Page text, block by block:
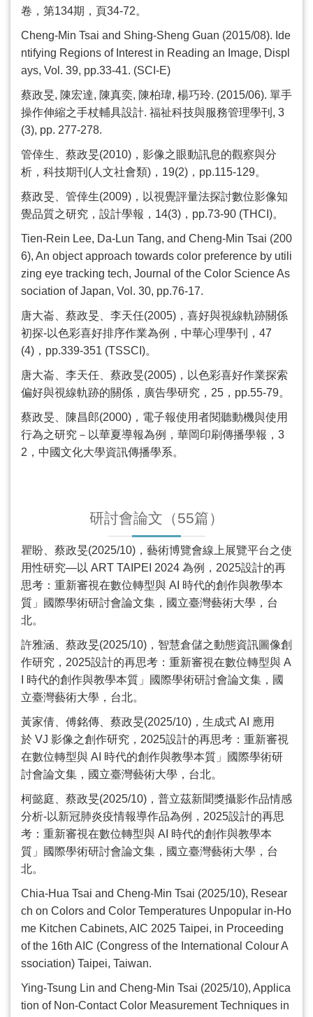
卷，第134期，頁34-72。
Cheng-Min Tsai and Shing-Sheng Guan (2015/08). Ide
ntifying Regions of Interest in Reading an Image, Displ
ays, Vol. 39, pp.33-41. (SCI-E)
蔡政旻, 陳宏達, 陳真奕, 陳柏瑋, 楊巧玲. (2015/06). 單手
操作伸縮之手杖輔具設計. 福祉科技與服務管理學刊 , 3
(3), pp. 277-278.
管倖生、蔡政旻(2010) ，影像之眼動訊息的觀察與分
析，科技期刊 ( 人文社會類) ， 19(2) ， pp.115-129。
蔡政旻、管倖生(2009) ，以視覺評量法探討數位影像知
覺品質之研究，設計學報， 14(3) ， pp.73-90 (THCI)。
Tien-Rein Lee, Da-Lun Tang, and Cheng-Min Tsai (200
6), An object approach towards color preference by utili
zing eye tracking tech, Journal of the Color Science As
sociation of Japan, Vol. 30, pp.76-17.
唐大崙、蔡政旻、李天任(2005) ，喜好與視線軌跡關係
初探-以色彩喜好排序作業為例，中華心理學刊， 47
(4) ， pp.339-351 (TSSCI)。
唐大崙、李天任、蔡政旻(2005) ，以色彩喜好作業探索
偏好與視線軌跡的關係，廣告學研究， 25 ， pp.55-79。
蔡政旻、陳昌郎(2000) ，電子報使用者閱聽動機與使用
行為之研究－以華夏導報為例，華岡印刷傳播學報， 3
2 ，中國文化大學資訊傳播學系。
研討會論文（55篇）
瞿盼、蔡政旻(2025/10) ，藝術博覽會線上展覽平台之使
用性研究—以 ART TAIPEI 2024 為例， 2025設計的再
思考：重新審視在數位轉型與 AI 時代的創作與教學本
質」國際學術研討會論文集，國立臺灣藝術大學，台
北。
許雅涵、蔡政旻(2025/10) ，智慧倉儲之動態資訊圖像創
作研究， 2025設計的再思考：重新審視在數位轉型與 A
時代的創作與教學本質」國際學術研討會論文集，國
立臺灣藝術大學，台北。
黃家倩、傅銘傳、蔡政旻(2025/10) ，生成式 AI
應用
於 VJ 影像之創作研究， 2025設計的再思考：重新審視
在數位轉型與 AI 時代的創作與教學本質」國際學術研
討會論文集，國立臺灣藝術大學，台北。
柯懿庭、蔡政旻(2025/10) ，普立茲新聞獎攝影作品情感
分析-以新冠肺炎疫情報導作品為例， 2025設計的再思
考：重新審視在數位轉型與 AI 時代的創作與教學本
質」國際學術研討會論文集，國立臺灣藝術大學，台
北。
Chia-Hua Tsai and Cheng-Min Tsai (2025/10), Resear
ch on Colors and Color Temperatures Unpopular in-Ho
me Kitchen Cabinets, AIC 2025 Taipei, in Proceeding
of the 16th AIC (Congress of the International Colour A
ssociation) Taipei, Taiwan.
Ying-Tsung Lin and Cheng-Min Tsai (2025/10), Applica
tion of Non-Contact Color Measurement Techniques in